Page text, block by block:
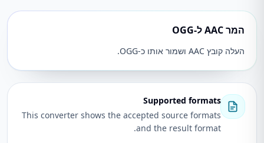
המר AAC ל-OGG
העלה קובץ AAC ושמור אותו כ-OGG.
Supported formats
This converter shows the accepted source formats
and the result format.